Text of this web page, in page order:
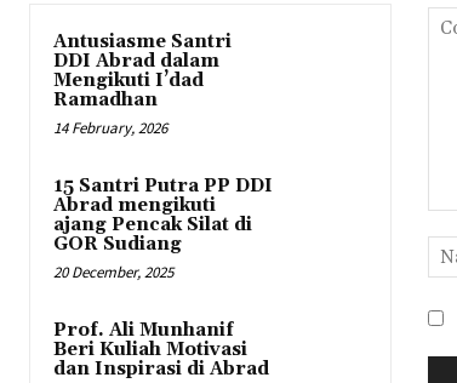
Antusiasme Santri
DDI Abrad dalam
Mengikuti I’dad
Ramadhan
14 February, 2026
15 Santri Putra PP DDI
Abrad mengikuti
ajang Pencak Silat di
GOR Sudiang
20 December, 2025
Prof. Ali Munhanif
Beri Kuliah Motivasi
dan Inspirasi di Abrad